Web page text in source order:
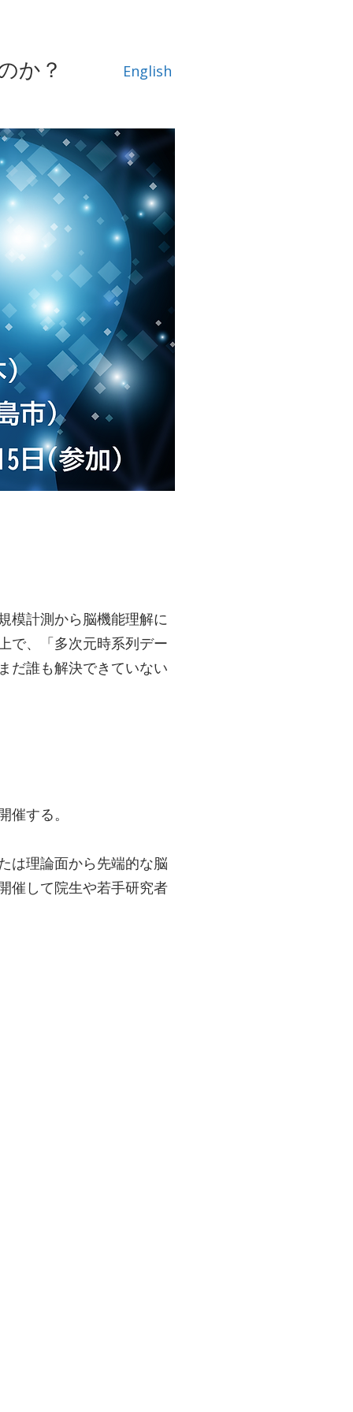
か？
English
模計測から脳機能理解に
で、「多次元時系列デー
だ誰も解決できていない
する。
は理論面から先端的な脳
催して院生や若手研究者